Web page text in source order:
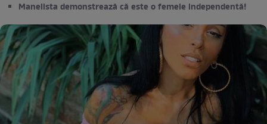
Manelista demonstrează că este o femeie independentă!